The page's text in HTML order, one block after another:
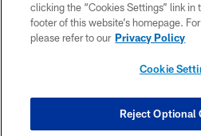
CONTACT
SITE MAP
COOKIE
clicking the “Cookies Settings” link in
footer of this website’s homepage.
please refer to our Privacy Policy
Cookie
Reject Optional